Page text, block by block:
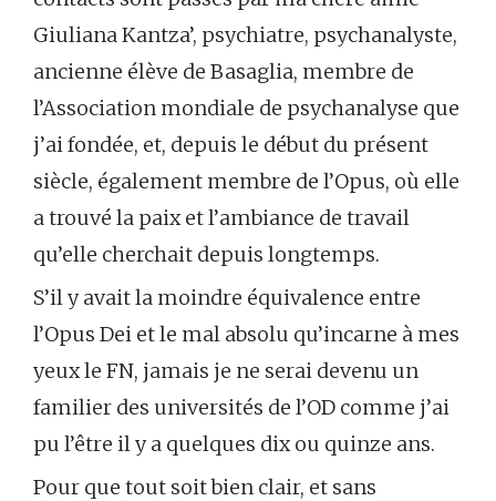
Giuliana Kantza’, psychiatre, psychanalyste,
ancienne élève de Basaglia, membre de
l’Association mondiale de psychanalyse que
j’ai fondée, et, depuis le début du présent
siècle, également membre de l’Opus, où elle
a trouvé la paix et l’ambiance de travail
qu’elle cherchait depuis longtemps.
S’il y avait la moindre équivalence entre
l’Opus Dei et le mal absolu qu’incarne à mes
yeux le FN, jamais je ne serai devenu un
familier des universités de l’OD comme j’ai
pu l’être il y a quelques dix ou quinze ans.
Pour que tout soit bien clair, et sans